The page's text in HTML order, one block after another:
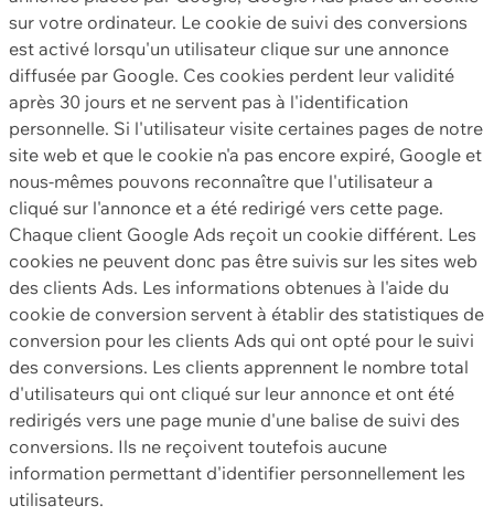
sur votre ordinateur. Le cookie de suivi des conversions
est activé lorsqu'un utilisateur clique sur une annonce
diffusée par Google. Ces cookies perdent leur validité
après 30 jours et ne servent pas à l'identification
personnelle. Si l'utilisateur visite certaines pages de notre
site web et que le cookie n'a pas encore expiré, Google et
nous-mêmes pouvons reconnaître que l'utilisateur a
cliqué sur l'annonce et a été redirigé vers cette page.
Chaque client Google Ads reçoit un cookie différent. Les
cookies ne peuvent donc pas être suivis sur les sites web
des clients Ads. Les informations obtenues à l'aide du
cookie de conversion servent à établir des statistiques de
conversion pour les clients Ads qui ont opté pour le suivi
des conversions. Les clients apprennent le nombre total
d'utilisateurs qui ont cliqué sur leur annonce et ont été
redirigés vers une page munie d'une balise de suivi des
conversions. Ils ne reçoivent toutefois aucune
information permettant d'identifier personnellement les
utilisateurs.